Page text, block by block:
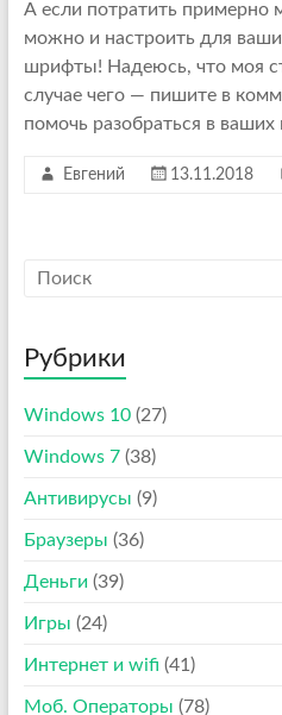
А если потратить примерно
можно и настроить для
шрифты! Надеюсь, что моя
случае чего — пишите в
помочь разобраться в
Евгений 13.11.2018
Рубрики
Windows 10(27)
Windows 7(38)
Антивирусы (9)
Браузеры (36)
Деньги (39)
Игры (24)
Интернет и wifi (41)
Моб. Операторы (78)